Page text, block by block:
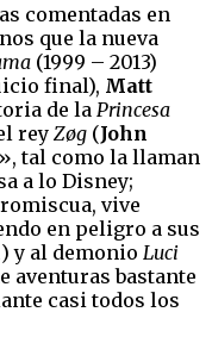
comentadas en
que la nueva
(1999 – 2013)
final), Matt
de la Princesa
reyZøg (John
tal como la llaman
a lo Disney;
vive
en peligro a sus
) y al demonio Luci
aventuras bastante
casi todos los